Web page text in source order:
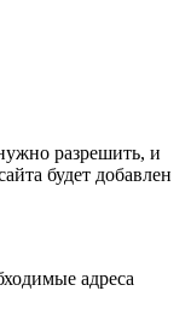
разрешить, и
будет добавлен
адреса